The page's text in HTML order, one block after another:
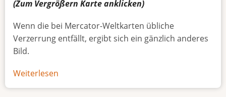
(Zum Vergrößern Karteanklicken)
Wenn die bei Mercator-Weltkarten übliche
Verzerrung entfällt, ergibt sich ein gänzlich anderes
Bild.
Weiterlesen
Afrikas